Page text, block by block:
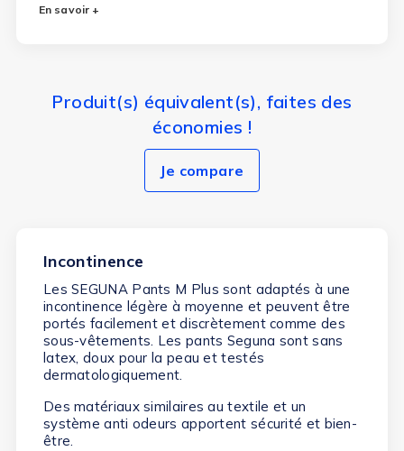
En savoir +
Produit(s) équivalent(s), faites des
économies !
Je compare
Incontinence
Les SEGUNA Pants M Plus sont adaptés à une
incontinence légère à moyenne et peuvent être
portés facilement et discrètement comme des
sous-vêtements. Les pants Seguna sont sans
latex, doux pour la peau et testés
dermatologiquement.
Des matériaux similaires au textile et un
système anti odeurs apportent sécurité et bien-
être.